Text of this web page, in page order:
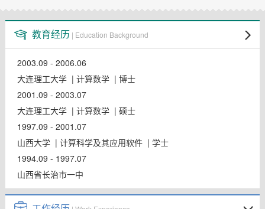
教育经历 | Education Background
2003.09 - 2006.06
大连理工大学 | 计算数学 | 博士
2001.09 - 2003.07
大连理工大学 | 计算数学 | 硕士
1997.09 - 2001.07
山西大学 | 计算科学及其应用软件 | 学士
1994.09 - 1997.07
山西省长治市一中